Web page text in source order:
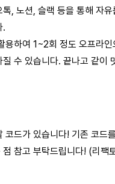
, 노션, 슬랙 등을 통해 자
.
용하여 1~2회 정도 오프라
수 있습니다. 끝나고 같이
코드가 있습니다! 기존 코드
참고 부탁드립니다! (리팩